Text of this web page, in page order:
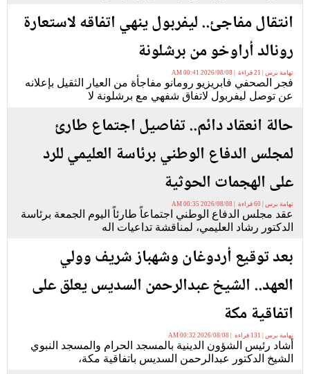
انتقال مفاجئ.. ليفربول ينهي اتفاقه لاستعارة
رونالد أراوخو من برشلونة
تهامة برس | 21 قراءة | 2026/08/08 00:41 AM
فجر الصحفي فابريزيو رومانو مفاجأة من العيار الثقيل بإعلانه
عن توصل ليفربول لاتفاق شفهي مع برشلونة لا
حالة انعقاد دائم.. تفاصيل اجتماع طارئ
لمجلس الدفاع الوطني برئاسة العليمي للرد
على الهجمات الحوثية
تهامة برس | 60 قراءة | 2026/08/08 00:35 AM
عقد مجلس الدفاع الوطني اجتماعاً طارئاً اليوم الجمعة برئاسة
الدكتور رشاد العليمي، لمناقشة تداعيات اله
بعد توقيع أردوغان وشهباز شريف وولي
العهد.. الشيخ عبدالرحمن السديس يعلق على
اتفاقية مكة
تهامة برس | 131 قراءة | 2026/08/08 00:32 AM
أشاد رئيس الشؤون الدينية بالمسجد الحرام والمسجد النبوي
الشيخ الدكتور عبدالرحمن السديس باتفاقية مكة،